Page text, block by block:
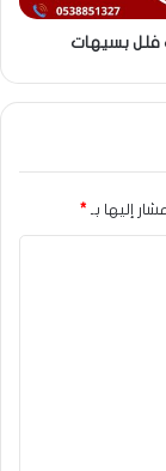
بسيهات
إليها بـ *